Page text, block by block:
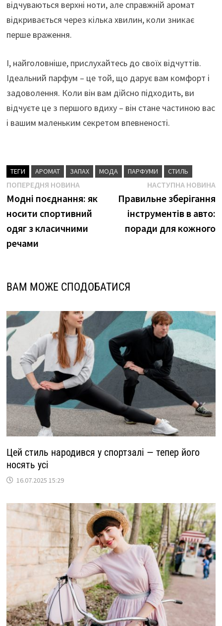
відчуваються верхні ноти, але справжній аромат
відкривається через кілька хвилин, коли зникає
перше враження.
І, найголовніше, прислухайтесь до своїх відчуттів.
Ідеальний парфум – це той, що дарує вам комфорт і
задоволення. Коли він вам дійсно підходить, ви
відчуєте це з першого вдиху – він стане частиною вас
і вашим маленьким секретом впевненості.
ТЕГИ АРОМАТ ЗАПАХ МОДА ПАРФУМИ СТИЛЬ
Навігація
записів
ПОПЕРЕДНЯ НОВИНАПопередня
новина
Модні поєднання: як
носити спортивний
одяг з класичними
речами
НАСТУПНА НОВИНА
Правильне зберігання
інструментів в авто:
поради для кожного
ВАМ МОЖЕ СПОДОБАТИСЯ
Цей стиль народився у спортзалі — тепер його
носять усі
16.07.2025 15:29